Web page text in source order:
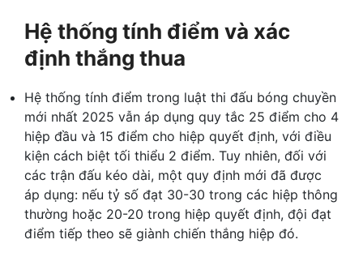
Hệ thống tính điểm và xác
định thắng thua
Hệ thống tính điểm trong luật thi đấu bóng chuyền
mới nhất 2025 vẫn áp dụng quy tắc 25 điểm cho 4
hiệp đầu và 15 điểm cho hiệp quyết định, với điều
kiện cách biệt tối thiểu 2 điểm. Tuy nhiên, đối với
các trận đấu kéo dài, một quy định mới đã được
áp dụng: nếu tỷ số đạt 30-30 trong các hiệp thông
thường hoặc 20-20 trong hiệp quyết định, đội đạt
điểm tiếp theo sẽ giành chiến thắng hiệp đó.